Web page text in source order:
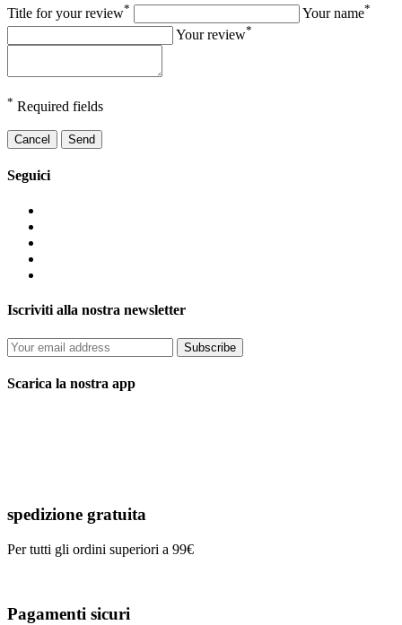
Title for your review* Your name*
Your review*
* Required fields
Cancel Send
Seguici
Iscriviti alla nostra newsletter
Subscribe
Scarica la nostra app
spedizione gratuita
Per tutti gli ordini superiori a 99€
Pagamenti sicuri